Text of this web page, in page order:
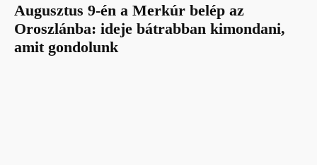
Augusztus 9-én a Merkúr belép az
Oroszlánba: ideje bátrabban kimondani,
amit gondolunk